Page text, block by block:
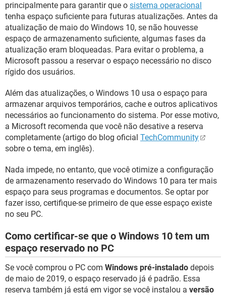
principalmente para garantir que o sistema operacional
tenha espaço suficiente para futuras atualizações. Antes da
atualização de maio do Windows 10, se não houvesse
espaço de armazenamento suficiente, algumas fases da
atualização eram bloqueadas. Para evitar o problema, a
Microsoft passou a reservar o espaço necessário no disco
rígido dos usuários.
Além das atualizações, o Windows 10 usa o espaço para
armazenar arquivos temporários, cache e outros aplicativos
necessários ao funcionamento do sistema. Por esse motivo,
a Microsoft recomenda que você não desative a reserva
completamente (artigo do blog oficial TechCommunity
sobre o tema, em inglês).
Nada impede, no entanto, que você otimize a configuração
de armazenamento reservado do Windows 10 para ter mais
espaço para seus programas e documentos. Se optar por
fazer isso, certifique-se primeiro de que esse espaço existe
no seu PC.
Como certificar-se que o Windows 10 tem um
espaço reservado no PC
Se você comprou o PC com Windows pré-instalado depois
de maio de 2019, o espaço reservado já é padrão. Essa
reserva também já está em vigor se você instalou a versão